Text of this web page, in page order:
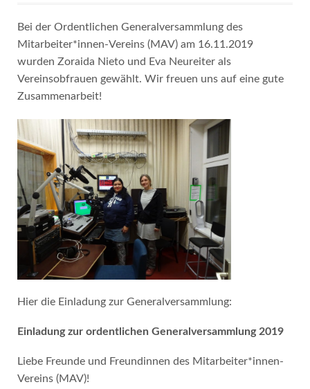
Bei der Ordentlichen Generalversammlung des
Mitarbeiter*innen-Vereins (MAV) am 16.11.2019
wurden Zoraida Nieto und Eva Neureiter als
Vereinsobfrauen gewählt. Wir freuen uns auf eine gute
Zusammenarbeit!
Hier die Einladung zur Generalversammlung:
Einladung zur ordentlichen Generalversammlung 2019
Liebe Freunde und Freundinnen des Mitarbeiter*innen-
Vereins (MAV)!